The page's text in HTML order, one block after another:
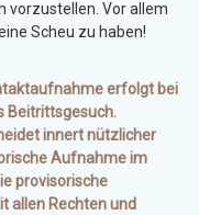
vorzustellen. Vor allem
Scheu zu haben!
erfolgt bei
Beitrittsgesuch.
innert nützlicher
Aufnahmeim
provisorische
allen Rechten und